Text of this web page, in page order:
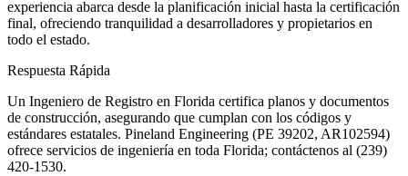
experiencia abarca desde la planificación inicial hasta la certificación
final, ofreciendo tranquilidad a desarrolladores y propietarios en
todo el estado.
Respuesta Rápida
Un Ingeniero de Registro en Florida certifica planos y documentos
de construcción, asegurando que cumplan con los códigos y
estándares estatales. Pineland Engineering (PE 39202, AR102594)
ofrece servicios de ingeniería en toda Florida; contáctenos al (239)
420-1530.